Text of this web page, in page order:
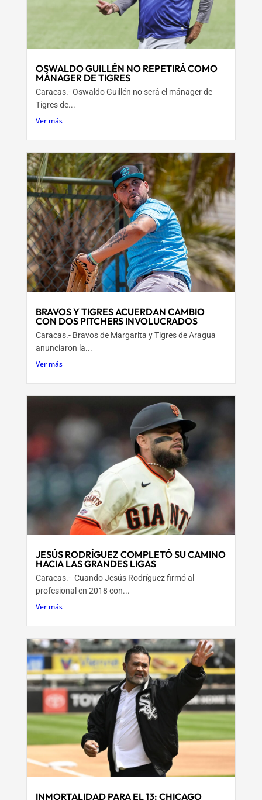
OSWALDO GUILLÉN NO REPETIRÁ COMO
MÁNAGER DE TIGRES
Caracas.- Oswaldo Guillén no será el mánager de
Tigres de...
Ver más
BRAVOS Y TIGRES ACUERDAN CAMBIO
CON DOS PITCHERS INVOLUCRADOS
Caracas.- Bravos de Margarita y Tigres de Aragua
anunciaron la...
Ver más
JESÚS RODRÍGUEZ COMPLETÓ SU CAMINO
HACIA LAS GRANDES LIGAS
Caracas.- Cuando Jesús Rodríguez firmó al
profesional en 2018 con...
Ver más
INMORTALIDAD PARA EL 13: CHICAGO